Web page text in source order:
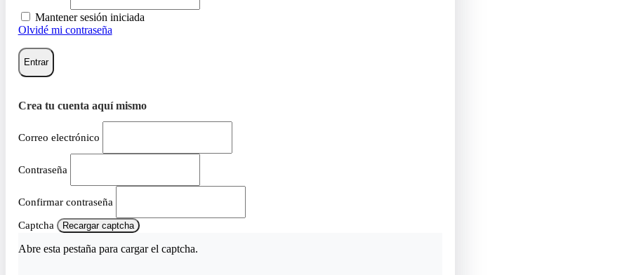
Mantener sesión iniciada
Olvidé mi contraseña
Entrar
Crea tu cuenta aquí mismo
Correo electrónico
Contraseña
Confirmar contraseña
Captcha Recargar captcha
Abre esta pestaña para cargar el captcha.